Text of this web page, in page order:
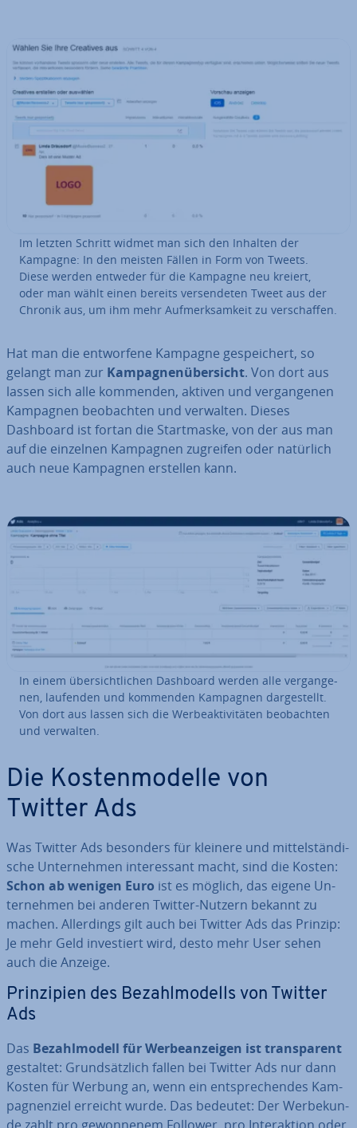
Im letzten Schritt widmet man sich den Inhalten der
Kampagne: In den meisten Fällen in Form von Tweets.
Diese werden entweder für die Kampagne neu kreiert,
oder man wählt einen bereits ver­sen­de­ten Tweet aus der
Chronik aus, um ihm mehr Auf­merk­sam­keit zu ver­schaf­fen.
Hat man die ent­wor­fe­ne Kampagne ge­spei­chert, so
gelangt man zur Kam­pa­gnen­über­sicht. Von dort aus
lassen sich alle kommenden, aktiven und ver­gan­ge­nen
Kampagnen be­ob­ach­ten und verwalten. Dieses
Dashboard ist fortan die Start­mas­ke, von der aus man
auf die einzelnen Kampagnen zugreifen oder natürlich
auch neue Kampagnen erstellen kann.
In einem über­sicht­li­chen Dashboard werden alle ver­gan­ge­
nen, laufenden und kommenden Kampagnen dar­ge­stellt.
Von dort aus lassen sich die Wer­be­ak­ti­vi­tä­ten be­ob­ach­ten
und verwalten.
Die Kos­ten­mo­del­le von
Twitter Ads
Was Twitter Ads besonders für kleinere und mit­tel­stän­di­
sche Un­ter­neh­men in­ter­es­sant macht, sind die Kosten:
Schon ab wenigen Euro ist es möglich, das eigene Un­
ter­neh­men bei anderen Twitter-Nutzern bekannt zu
machen. Al­ler­dings gilt auch bei Twitter Ads das Prinzip:
Je mehr Geld in­ves­tiert wird, desto mehr User sehen
auch die Anzeige.
Prin­zi­pi­en des Be­zahl­mo­dells von Twitter
Ads
Das Be­zahl­mo­dell für Wer­be­an­zei­gen ist trans­pa­rent
gestaltet: Grund­sätz­lich fallen bei Twitter Ads nur dann
Kosten für Werbung an, wenn ein ent­spre­chen­des Kam­
pa­gnen­ziel erreicht wurde. Das bedeutet: Der Wer­be­kun­